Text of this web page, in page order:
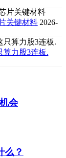
关键材料 2026-
算力股3连板.
会
么？